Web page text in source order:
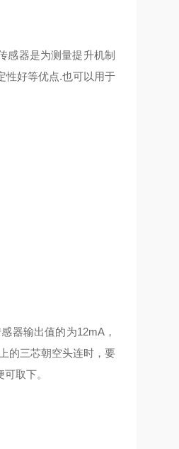
感器是为测量提升机制
性好等优点.也可以用于
器输出值的为12mA，
的三芯朝空头连时，要
取下。